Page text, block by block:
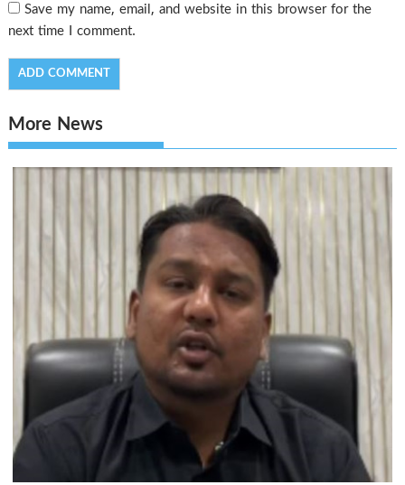
Save my name, email, and website in this browser for the
next time I comment.
More News